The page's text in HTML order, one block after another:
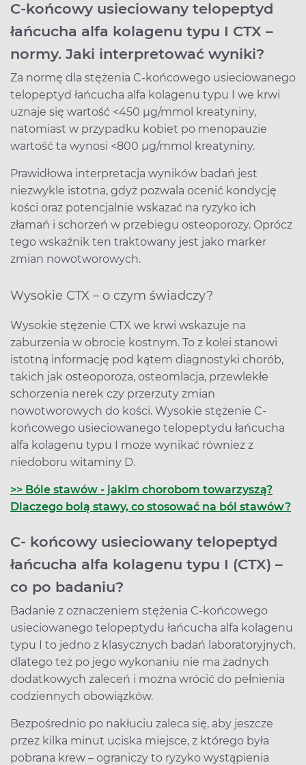
C-końcowy usieciowany telopeptyd
łańcucha alfa kolagenu typu I CTX –
normy. Jaki interpretować wyniki?
Za normę dla stężenia C-końcowego usieciowanego
telopeptyd łańcucha alfa kolagenu typu I we krwi
uznaje się wartość <450 µg/mmol kreatyniny,
natomiast w przypadku kobiet po menopauzie
wartość ta wynosi <800 µg/mmol kreatyniny.
Prawidłowa interpretacja wyników badań jest
niezwykle istotna, gdyż pozwala ocenić kondycję
kości oraz potencjalnie wskazać na ryzyko ich
złamań i schorzeń w przebiegu osteoporozy. Oprócz
tego wskaźnik ten traktowany jest jako marker
zmian nowotworowych.
Wysokie CTX – o czym świadczy?
Wysokie stężenie CTX we krwi wskazuje na
zaburzenia w obrocie kostnym. To z kolei stanowi
istotną informację pod kątem diagnostyki chorób,
takich jak osteoporoza, osteomlacja, przewlekłe
schorzenia nerek czy przerzuty zmian
nowotworowych do kości. Wysokie stężenie C-
końcowego usieciowanego telopeptydu łańcucha
alfa kolagenu typu I może wynikać również z
niedoboru witaminy D.
>> Bóle stawów - jakim chorobom towarzyszą?
Dlaczego bolą stawy, co stosować na ból stawów?
C- końcowy usieciowany telopeptyd
łańcucha alfa kolagenu typu I (CTX) –
co po badaniu?
Badanie z oznaczeniem stężenia C-końcowego
usieciowanego telopeptydu łańcucha alfa kolagenu
typu I to jedno z klasycznych badań laboratoryjnych,
dlatego też po jego wykonaniu nie ma żadnych
dodatkowych zaleceń i można wrócić do pełnienia
codziennych obowiązków.
Bezpośrednio po nakłuciu zaleca się, aby jeszcze
przez kilka minut uciska miejsce, z którego była
pobrana krew – ograniczy to ryzyko wystąpienia